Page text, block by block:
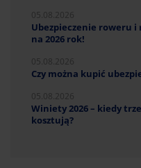
Ubezpieczenie roweru
na 2026 rok!
Czy można kupić
Winiety 2026 – kiedy
kosztują?